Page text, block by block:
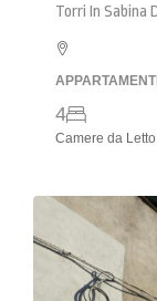
Torri In Sabina
4
Camere da Letto